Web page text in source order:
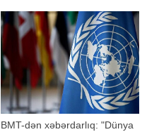
olmayıb. O, evdən çıxdıqdan bir
qədər sonra əlaqə kəsilib. Hazırda
polis azərbaycanlının axtarışın
BMT-dən xəbərdarlıq: "Dünya